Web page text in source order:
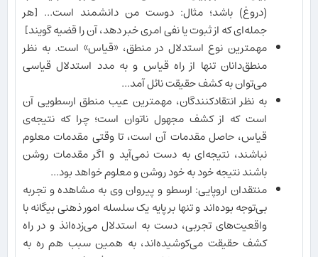
(دروغ) باشد؛ مثال: دوست من دانشمند است... [هر
جمله‌ای که از ثبوت یا نفی امری خبر دهد، آن را قضیه گویند]
مهمترین نوع استدلال در منطق، «قیاس» است. به نظر
منطق‌دانان تنها از راه قیاس و به مدد استدلال قیاسی
می‌توان به کشف حقیقت نائل آمد...
به نظر انتقادکنندگان، مهمترین عیب منطق ارسطویی آن
است که از کشف مجهول ناتوان است؛ چرا که نتیجه‌ی
قیاس، حاصل مقدمات آن است، تا وقتی مقدمات معلوم
نباشند، نتیجه‌ای به دست نمی‌آید و اگر مقدمات روشن
باشند نتیجه خود به خود روشن و معلوم خواهد بود...
منتقدان اروپایی: ارسطو و پیروان وی به مشاهده و تجربه
بی‌توجه بوده‌اند و تنها بر پایه یک سلسله امور ذهنی بیگانه با
واقعیت‌های تجربی، دست به استدلال می‌زده‌انذ و در راه
کشف حقیقت می‌کوشیده‌اند، به همین سبب هم ره به